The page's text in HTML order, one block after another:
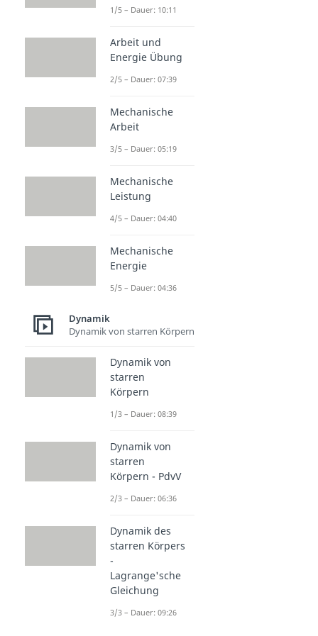
1/5 – Dauer: 10:11
Arbeit und
Energie Übung
2/5 – Dauer: 07:39
Mechanische
Arbeit
3/5 – Dauer: 05:19
Mechanische
Leistung
4/5 – Dauer: 04:40
Mechanische
Energie
5/5 – Dauer: 04:36
Dynamik
Dynamik von starren Körpern
Dynamik von
starren
Körpern
1/3 – Dauer: 08:39
Dynamik von
starren
Körpern - PdvV
2/3 – Dauer: 06:36
Dynamik des
starren Körpers
-
Lagrange'sche
Gleichung
3/3 – Dauer: 09:26